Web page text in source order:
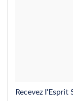
Recevez l'Esprit